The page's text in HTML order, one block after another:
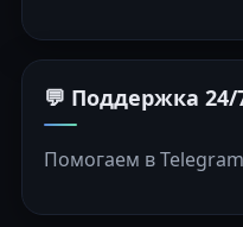
💬 Поддержка 24/
Помогаем в